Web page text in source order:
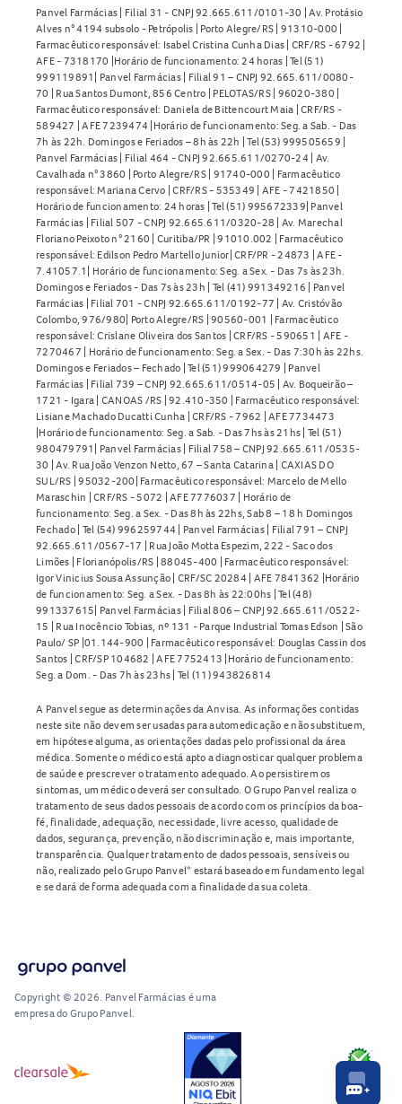
Panvel Farmácias | Filial 31 - CNPJ 92.665.611/0101-30 | Av. Protásio
Alves n° 4194 subsolo - Petrópolis | Porto Alegre/RS | 91310-000 |
Farmacêutico responsável: Isabel Cristina Cunha Dias | CRF/RS - 6792 |
AFE - 7318170 |Horário de funcionamento: 24 horas | Tel (51)
999119891| Panvel Farmácias | Filial 91 – CNPJ 92.665.611/0080-
70 | Rua Santos Dumont, 856 Centro | PELOTAS/RS | 96020-380 |
Farmacêutico responsável: Daniela de Bittencourt Maia | CRF/RS -
589427 | AFE 7239474 |Horário de funcionamento: Seg. a Sab. - Das
7h às 22h. Domingos e Feriados – 8h às 22h | Tel (53) 999505659 |
Panvel Farmácias | Filial 464 - CNPJ 92.665.611/0270-24 | Av.
Cavalhada n° 3860 | Porto Alegre/RS | 91740-000 | Farmacêutico
responsável: Mariana Cervo | CRF/RS - 535349 | AFE - 7421850 |
Horário de funcionamento: 24 horas | Tel (51) 995672339| Panvel
Farmácias | Filial 507 - CNPJ 92.665.611/0320-28 | Av. Marechal
Floriano Peixoto n° 2160 | Curitiba/PR | 91010.002 | Farmacêutico
responsável: Edilson Pedro Martello Junior| CRF/PR - 24873 | AFE -
7.41057.1| Horário de funcionamento: Seg. a Sex. - Das 7s às 23h.
Domingos e Feriados - Das 7s às 23h | Tel (41) 991349216 | Panvel
Farmácias | Filial 701 - CNPJ 92.665.611/0192-77 | Av. Cristóvão
Colombo, 976/980| Porto Alegre/RS | 90560-001 | Farmacêutico
responsável: Crislane Oliveira dos Santos | CRF/RS - 590651 | AFE -
7270467 | Horário de funcionamento: Seg. a Sex. - Das 7:30h às 22hs.
Domingos e Feriados – Fechado | Tel (51) 999064279 | Panvel
Farmácias | Filial 739 – CNPJ 92.665.611/0514-05 | Av. Boqueirão –
1721 - Igara | CANOAS /RS | 92.410-350 | Farmacêutico responsável:
Lisiane Machado Ducatti Cunha | CRF/RS - 7962 | AFE 7734473
|Horário de funcionamento: Seg. a Sab. - Das 7hs às 21hs | Tel (51)
980479791| Panvel Farmácias | Filial 758 – CNPJ 92.665.611/0535-
30 | Av. Rua João Venzon Netto, 67 – Santa Catarina | CAXIAS DO
SUL/RS | 95032-200| Farmacêutico responsável: Marcelo de Mello
Maraschin | CRF/RS - 5072 | AFE 7776037 | Horário de
funcionamento: Seg. a Sex. - Das 8h às 22hs, Sab 8 – 18 h Domingos
Fechado | Tel (54) 996259744 | Panvel Farmácias | Filial 791 – CNPJ
92.665.611/0567-17 | Rua João Motta Espezim, 222 - Saco dos
Limões | Florianópolis/RS | 88045-400 | Farmacêutico responsável:
Igor Vinicius Sousa Assunção | CRF/SC 20284 | AFE 7841362 |Horário
de funcionamento: Seg. a Sex. - Das 8h às 22:00hs | Tel (48)
991337615| Panvel Farmácias | Filial 806 – CNPJ 92.665.611/0522-
15 | Rua Inocêncio Tobias, nº 131 - Parque Industrial Tomas Edson | São
Paulo/ SP |01.144-900 | Farmacêutico responsável: Douglas Cassin dos
Santos | CRF/SP 104682 | AFE 7752413 |Horário de funcionamento:
Seg. a Dom. - Das 7h às 23hs | Tel (11) 943826814
A Panvel segue as determinações da Anvisa. As informações contidas
neste site não devem ser usadas para automedicação e não substituem,
em hipótese alguma, as orientações dadas pelo profissional da área
médica. Somente o médico está apto a diagnosticar qualquer problema
de saúde e prescrever o tratamento adequado. Ao persistirem os
sintomas, um médico deverá ser consultado. O Grupo Panvel realiza o
tratamento de seus dados pessoais de acordo com os princípios da boa-
fé, finalidade, adequação, necessidade, livre acesso, qualidade de
dados, segurança, prevenção, não discriminação e, mais importante,
transparência. Qualquer tratamento de dados pessoais, sensíveis ou
não, realizado pelo Grupo Panvel* estará baseado em fundamento legal
e se dará de forma adequada com a finalidade da sua coleta.
Copyright © 2026. Panvel Farmácias é uma
empresa do Grupo Panvel.
RA1000